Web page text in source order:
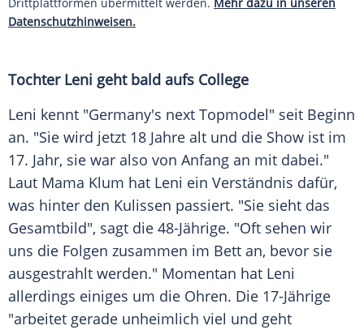
Drittplattformen übermittelt werden. Mehr dazu in unseren
Datenschutzhinweisen.
Tochter Leni geht bald aufs College
Leni kennt "Germany's next Topmodel" seit Beginn
an. "Sie wird jetzt 18 Jahre alt und die Show ist im
17. Jahr, sie war also von Anfang an mit dabei."
Laut Mama Klum hat Leni ein Verständnis dafür,
was hinter den Kulissen passiert. "Sie sieht das
Gesamtbild", sagt die 48-Jährige. "Oft sehen wir
uns die Folgen zusammen im Bett an, bevor sie
ausgestrahlt werden." Momentan hat Leni
allerdings einiges um die Ohren. Die 17-Jährige
"arbeitet gerade unheimlich viel und geht